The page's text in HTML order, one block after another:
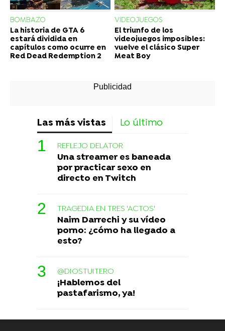
BOMBAZO
La historia de GTA 6
estará dividida en
capítulos como ocurre en
Red Dead Redemption 2
VIDEOJUEGOS
El triunfo de los
videojuegos imposibles:
vuelve el clásico Super
Meat Boy
Las más vistas Lo último
REFLEJO DELATOR
Una streamer es baneada
por practicar sexo en
directo en Twitch
TRAGEDIA EN TRES 'ACTOS'
Naim Darrechi y su vídeo
porno: ¿cómo ha llegado a
esto?
@DIOSTUITERO
¡Hablemos del
pastafarismo, ya!